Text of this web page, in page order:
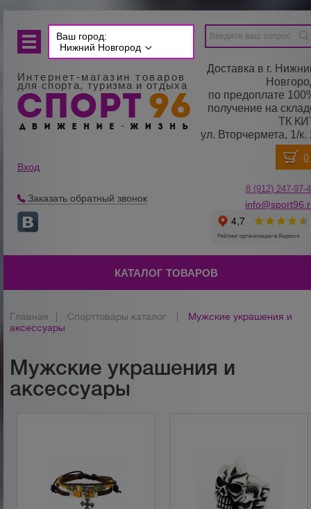
Ваш город:
Нижний Новгород
Интернет-магазин товаров
для спорта, туризма и отдыха
Доставка в г.
по предоплате
получение на
ТК
ул. Вторчермета, 1/к.
Вход
Заказать обратный звонок
8 (912) 247-97-
КАТАЛОГ ТОВАРОВ
Главная Спорттовары каталог
Мужские украшения и
аксессуары
Мужские украшения и
аксессуары